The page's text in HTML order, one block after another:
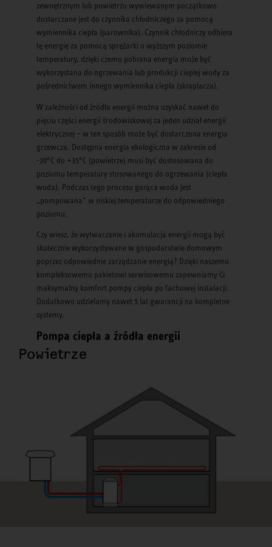
zewnętrznym lub powietrzu wywiewanym początkowo
dostarczane jest do czynnika chłodniczego za pomocą
wymiennika ciepła (parownika). Czynnik chłodniczy odbiera
tę energię za pomocą sprężarki o wyższym poziomie
temperatury, dzięki czemu pobrana energia może być
wykorzystana do ogrzewania lub produkcji ciepłej wody za
pośrednictwem innego wymiennika ciepła (skraplacza).
W zależności od źródła energii można uzyskać nawet do
pięciu części energii środowiskowej za jeden udział energii
elektrycznej – w ten sposób może być dostarczona energia
grzewcza. Dostępna energia ekologiczna w zakresie od
-20°C do +35°C (powietrze) musi być dostosowana do
poziomu temperatury stosowanego do ogrzewania (ciepła
woda). Podczas tego procesu gorąca woda jest
„pompowana” w niskiej temperaturze do odpowiedniego
poziomu.
Czy wiesz, że wytwarzanie i akumulacja energii mogą być
skutecznie wykorzystywane w gospodarstwie domowym
poprzez odpowiednie zarządzanie energią? Dzięki naszemu
kompleksowemu pakietowi serwisowemu zapewniamy Ci
maksymalny komfort pompy ciepła po fachowej instalacji.
Dodatkowo udzielamy nawet 5 lat gwarancji na kompletne
systemy.
Pompa ciepła a źródła energii
Powietrze